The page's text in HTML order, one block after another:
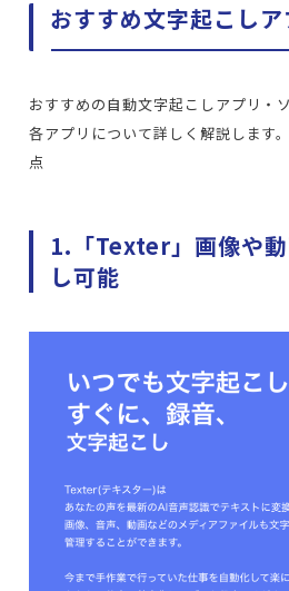
おすすめ文字起こし
おすすめの自動文字起こしアプリ・
各アプリについて詳しく解説します
点
1.「Texter」画像や
し可能